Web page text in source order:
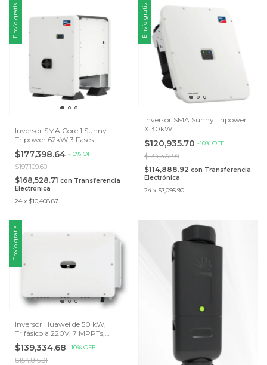
Envío gratis
Inversor SMA Core 1 Sunny
Tripower 62kW 3 Fases
480/277V
$177,398.64 -10% OFF
$197,109.60
$168,528.71 con Transferencia
Electrónica
24 x $10,408.87
Envío gratis
Inversor SMA Sunny Tripower
X 30kW
$120,935.70 -10% OFF
$134,372.99
$114,888.92 con Transferencia
Electrónica
24 x $7,095.90
Envío gratis
Inversor Huawei de 50 kW,
Trifásico a 220V, 7 MPPTs,
Voltaje Máximo de entrada 750
Voc.
$139,334.68 -10% OFF
$154,816.31